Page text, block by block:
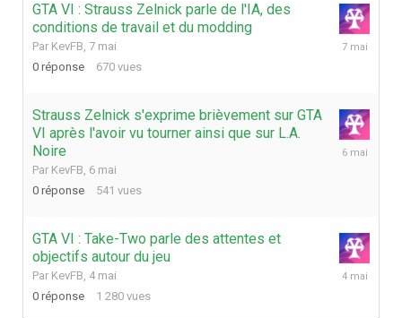
GTA VI : Strauss Zelnick parle de l'IA, des
conditions de travail et du modding
Par KevFB, 7 mai
0 réponse 670 vues
7
Strauss Zelnick s'exprime brièvement sur GTA
VI après l'avoir vu tourner ainsi que sur L.A.
Noire
Par KevFB, 6 mai
0 réponse 541 vues
6
GTA VI : Take-Two parle des attentes et
objectifs autour du jeu
Par KevFB, 4 mai
0 réponse 1 280 vues
4